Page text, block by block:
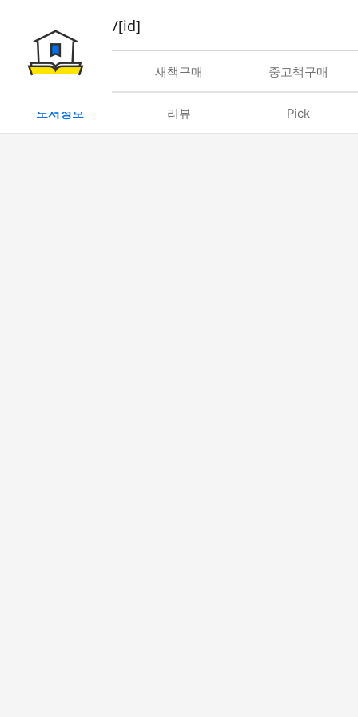
book/rent/[id]
대여 새책구매 중고책구매
도서정보 리뷰 Pick